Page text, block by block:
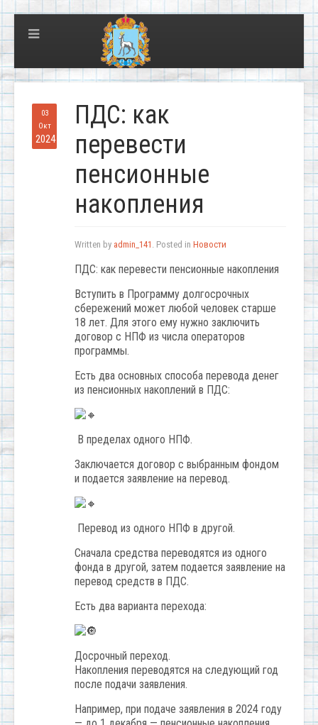
03
Окт
2024
ПДС: как
перевести
пенсионные
накопления
Written by admin_141 . Posted in Новости
ПДС: как перевести пенсионные накопления
Вступить в Программу долгосрочных
сбережений может любой человек старше
18 лет. Для этого ему нужно заключить
договор с НПФ из числа операторов
программы.
Есть два основных способа перевода денег
из пенсионных накоплений в ПДС:
В пределах одного НПФ.
Заключается договор с выбранным фондом
и подается заявление на перевод.
Перевод из одного НПФ в другой.
Сначала средства переводятся из одного
фонда в другой, затем подается заявление на
перевод средств в ПДС.
Есть два варианта перехода:
Досрочный переход.
Накопления переводятся на следующий год
после подачи заявления.
Например, при подаче заявления в 2024 году